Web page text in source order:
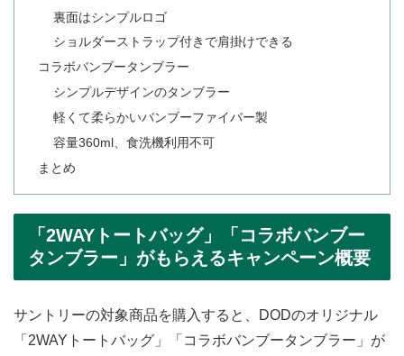
裏面はシンプルロゴ
ショルダーストラップ付きで肩掛けできる
コラボバンブータンブラー
シンプルデザインのタンブラー
軽くて柔らかいバンブーファイバー製
容量360ml、食洗機利用不可
まとめ
「2WAYトートバッグ」「コラボバンブー
タンブラー」がもらえるキャンペーン概要
サントリーの対象商品を購入すると、DODのオリジナル
「2WAYトートバッグ」「コラボバンブータンブラー」が